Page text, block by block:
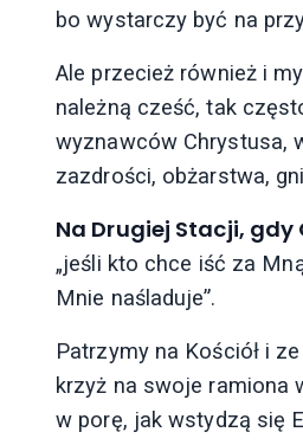
bo wystarczy być na
Ale przecież również i
należną cześć, tak
wyznawców Chrystusa,
zazdrości, obżarstwa,
Na Drugiej Stacji,
„jeśli kto chce iść za
Mnie naśladuje”.
Patrzymy na Kościół i
krzyż na swoje ramiona
w porę, jak wstydzą się